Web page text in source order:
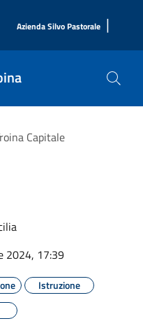
Azienda Silvo Pastorale |
Capitale
2024, 17:39
Istruzione